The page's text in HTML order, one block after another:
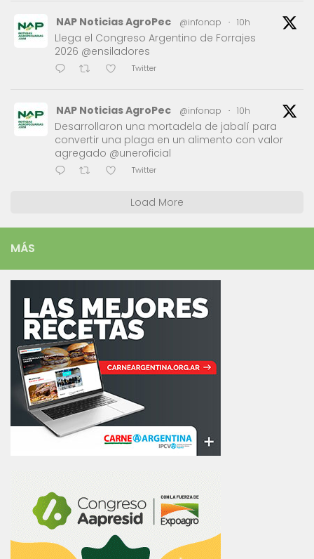
NAP Noticias AgroPec @infonap · 10h
Llega el Congreso Argentino de Forrajes
2026 @ensiladores
Twitter
NAP Noticias AgroPec @infonap · 10h
Desarrollaron una mortadela de jabalí para
convertir una plaga en un alimento con valor
agregado @uneroficial
Twitter
Load More
MÁS